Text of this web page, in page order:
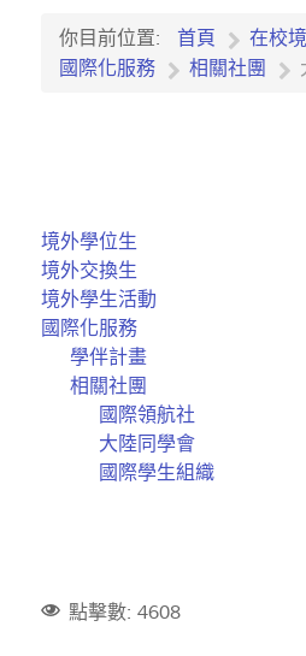
你目前位置: 首頁
在校
國際化服務
相關社團
境外學位生
境外交換生
境外學生活動
國際化服務
學伴計畫
相關社團
國際領航社
大陸同學會
國際學生組織
點擊數: 4608